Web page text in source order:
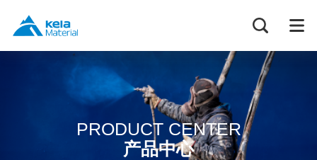
PRODUCT CENTER
产品中心